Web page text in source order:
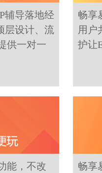
辅导落地经
层设计、流
供一对一
畅享
用户
护让
能，不改
畅享